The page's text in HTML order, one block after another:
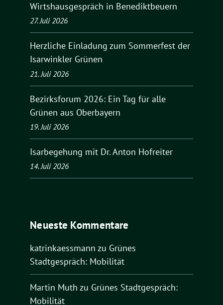
Wirtshausgespräch in Benediktbeuern
27. Juli 2026
Herzliche Einladung zum Sommerfest der
Isarwinkler Grünen
21. Juli 2026
Bezirksforum 2026: Ein Tag für alle
Grünen aus Oberbayern
19. Juli 2026
Isarbegehung mit Dr. Anton Hofreiter
14. Juli 2026
Neueste Kommentare
katrinkaessmann zu Grünes
Stadtgespräch: Mobilität
Martin Muth zu Grünes Stadtgespräch:
Mobilität